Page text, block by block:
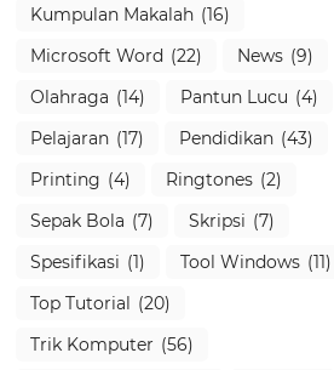
Kumpulan Makalah (16)
Microsoft Word (22) News (9)
Olahraga (14) Pantun Lucu (4)
Pelajaran (17) Pendidikan (43)
Printing (4) Ringtones (2)
Sepak Bola (7) Skripsi (7)
Spesifikasi (1) Tool Windows (11)
Top Tutorial (20)
Trik Komputer (56)